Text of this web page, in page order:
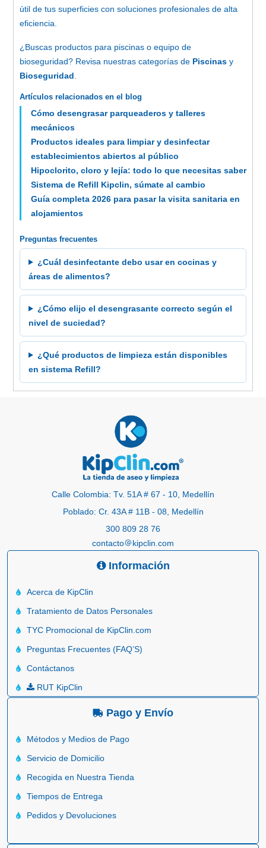
útil de tus superficies con soluciones profesionales de alta
eficiencia.
¿Buscas productos para piscinas o equipo de
bioseguridad? Revisa nuestras categorías de Piscinas y
Bioseguridad
Artículos relacionados en el blog
Cómo desengrasar parqueaderos y talleres
mecánicos
Productos ideales para limpiar y desinfectar
establecimientos abiertos al público
Hipoclorito, cloro y lejía: todo lo que necesitas saber
Sistema de Refill Kipclin, súmate al cambio
Guía completa 2026 para pasar la visita sanitaria en
alojamientos
Preguntas frecuentes
¿Cuál desinfectante debo usar en cocinas y
áreas de alimentos?
¿Cómo elijo el desengrasante correcto según el
nivel de suciedad?
¿Qué productos de limpieza están disponibles
en sistema Refill?
Calle Colombia: Tv. 51A # 67 - 10, Medellín
Poblado: Cr. 43A # 11B - 08, Medellín
300 809 28 76
contacto
kipclin.com
Información
Acerca de KipClin
Tratamiento de Datos Personales
TYC Promocional de KipClin.com
Preguntas Frecuentes (FAQ’S)
Contáctanos
RUT KipClin
Pago y Envío
Métodos y Medios de Pago
Servicio de Domicilio
Recogida en Nuestra Tienda
Tiempos de Entrega
Pedidos y Devoluciones